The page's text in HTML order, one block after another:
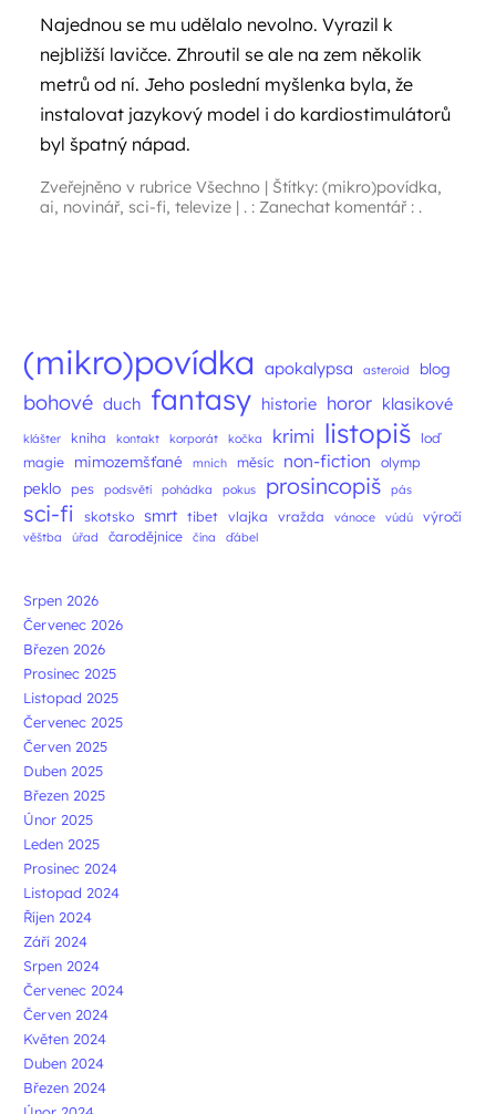
Najednou se mu udělalo nevolno. Vyrazil k
nejbližší lavičce. Zhroutil se ale na zem několik
metrů od ní. Jeho poslední myšlenka byla, že
instalovat jazykový model i do kardiostimulátorů
byl špatný nápad.
Zveřejněno v rubrice Všechno | Štítky: (mikro)povídka,
ai, novinář, sci-fi, televize | . : Zanechat komentář : .
(mikro)povídka apokalypsa asteroid blog
bohové duch fantasy historie horor klasikové
klášter kniha kontakt korporát kočka krimi listopiš
loď
magie
mimozemšťané mnich měsíc non-fiction olymp
peklo pes podsvětí pohádka pokus prosincopiš pás
sci-fi skotsko smrt tibet vlajka vražda vánoce vúdú výročí
věštba úřad čarodějnice čína ďábel
Srpen 2026
Červenec 2026
Březen 2026
Prosinec 2025
Listopad 2025
Červenec 2025
Červen 2025
Duben 2025
Březen 2025
Únor 2025
Leden 2025
Prosinec 2024
Listopad 2024
Říjen 2024
Září 2024
Srpen 2024
Červenec 2024
Červen 2024
Květen 2024
Duben 2024
Březen 2024